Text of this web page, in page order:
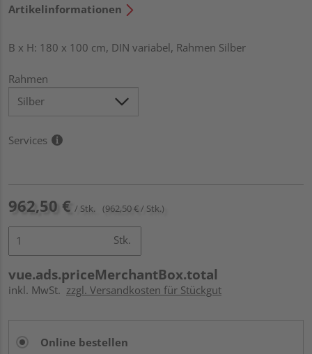
Artikelinformationen
B x H: 180 x 100 cm, DIN variabel, Rahmen Silber
Rahmen
Services
962,50 € / Stk. (962,50 € / Stk.)
Stk.
vue.ads.priceMerchantBox.total
inkl. MwSt. zzgl. Versandkosten für Stückgut
Online bestellen